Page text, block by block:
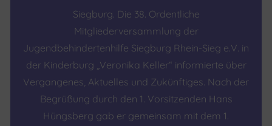
Siegburg. Die 38. Ordentliche
Mitgliederversammlung der
Jugendbehindertenhilfe Siegburg Rhein-Sieg e.V. in
der Kinderburg „Veronika Keller“ informierte über
Vergangenes, Aktuelles und Zukünftiges. Nach der
Begrüßung durch den 1. Vorsitzenden Hans
Hüngsberg gab er gemeinsam mit dem 1.